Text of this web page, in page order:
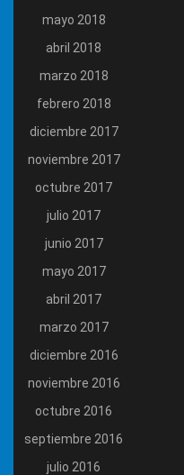
mayo 2018
abril 2018
marzo 2018
febrero 2018
diciembre 2017
noviembre 2017
octubre 2017
julio 2017
junio 2017
mayo 2017
abril 2017
marzo 2017
diciembre 2016
noviembre 2016
octubre 2016
septiembre 2016
julio 2016